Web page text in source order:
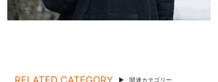
関連カテゴリー